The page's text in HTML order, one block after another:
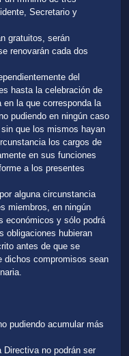
Secretario y
gratuitos, serán
renovarán cada dos
del
hasta la celebración de
en la que corresponda la
pudiendo en ningún caso
que los mismos hayan
los cargos de
en sus funciones
a los presentes
alguna circunstancia
miembros, en ningún
económicos y sólo podrá
obligaciones hubieran
antes de que se
dichos compromisos sean
pudiendo acumular más
no podrán ser